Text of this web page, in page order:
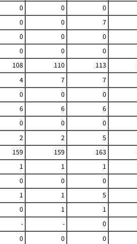
0 0 0
0 0 7
0 0 0
0 0 0
108 110 113
4 7 7
0 0 0
6 6 6
0 0 0
2 2 5
159 159 163
1 1 1
0 0 0
1 1 5
0 1 1
- - 0
0 0 0